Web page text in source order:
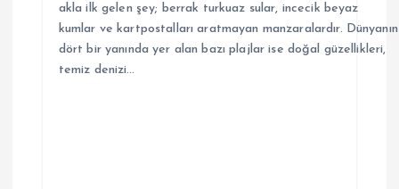
akla ilk gelen şey; berrak turkuaz sular, incecik beyaz
kumlar ve kartpostalları aratmayan manzaralardır. Dünyanın
dört bir yanında yer alan bazı plajlar ise doğal güzellikleri,
temiz denizi…